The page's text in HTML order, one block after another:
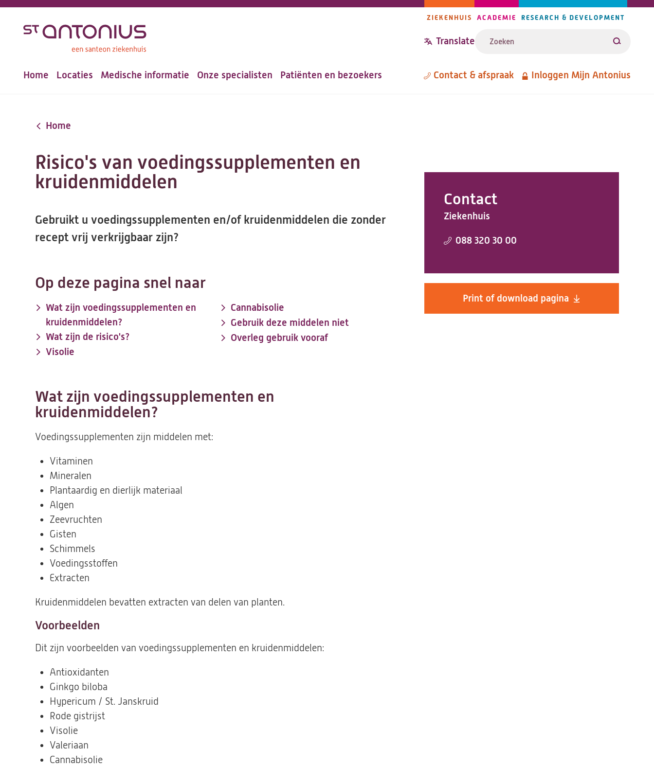
inhoud
navigatie
ZIEKENHUIS ACADEMIE RESEARCH & DEVELOPMENT
Translate Zoeken
Hoofdnavigatie
Home Locaties Medische informatie Onze specialisten Patiënten en bezoekers Metanavigatie
Contact & afspraak Inloggen Mijn Antonius
Home
Risico's van voedingssupplementen en
kruidenmiddelen
Contact
Ziekenhuis
088 320 30 00
Print of download pagina
Gebruikt u voedingssupplementen en/of kruidenmiddelen die zonder
recept vrij verkrijgbaar zijn?
Op deze pagina snel naar
Wat zijn voedingssupplementen en
kruidenmiddelen?
Wat zijn de risico's?
Visolie
Cannabisolie
Gebruik deze middelen niet
Overleg gebruik vooraf
Wat zijn voedingssupplementen en
kruidenmiddelen?
Voedingssupplementen zijn middelen met:
Vitaminen
Mineralen
Plantaardig en dierlijk materiaal
Algen
Zeevruchten
Gisten
Schimmels
Voedingsstoffen
Extracten
Kruidenmiddelen bevatten extracten van delen van planten.
Voorbeelden
Dit zijn voorbeelden van voedingssupplementen en kruidenmiddelen:
Antioxidanten
Ginkgo biloba
Hypericum / St. Janskruid
Rode gistrijst
Visolie
Valeriaan
Cannabisolie